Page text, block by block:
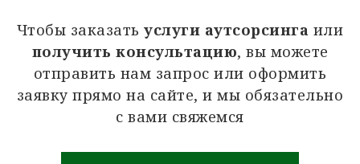
Чтобы заказатьуслуги аутсорсинга или
получить консультацию, вы можете
отправить нам запрос или оформить
заявку прямо на сайте, и мы обязательно
с вами свяжемся